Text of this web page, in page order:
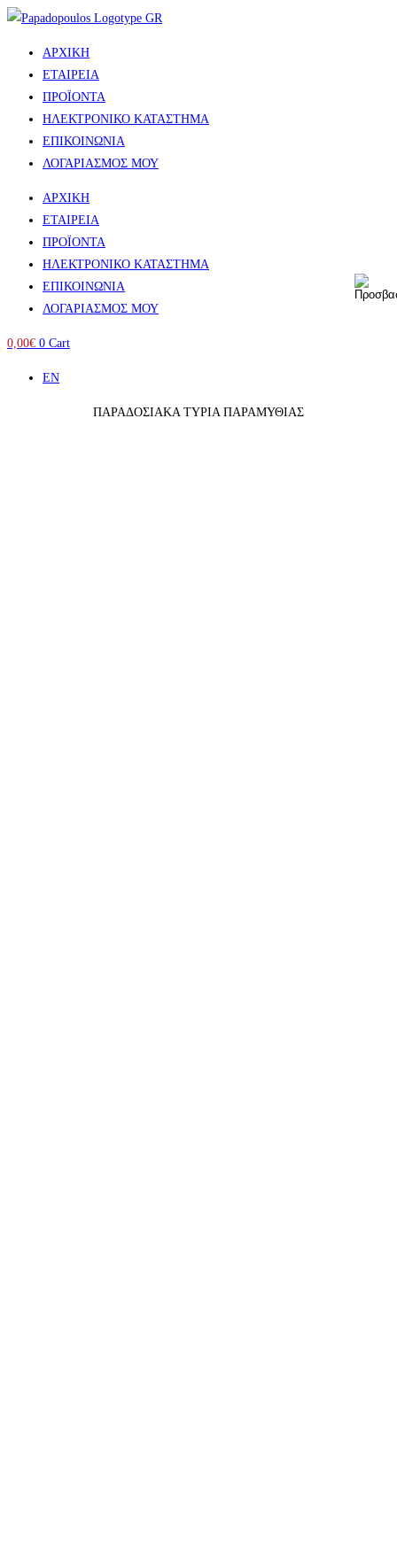
Skip
ΑΡΧΙΚΗ
ΕΤΑΙΡΕΙΑ
ΠΡΟΪΟΝΤΑ
ΗΛΕΚΤΡΟΝΙΚΟ ΚΑΤΑΣΤΗΜΑ
ΕΠΙΚΟΙΝΩΝΙΑ
ΛΟΓΑΡΙΑΣΜΟΣ ΜΟΥ
ΑΡΧΙΚΗ
ΕΤΑΙΡΕΙΑ
ΠΡΟΪΟΝΤΑ
ΗΛΕΚΤΡΟΝΙΚΟ ΚΑΤΑΣΤΗΜΑ
ΕΠΙΚΟΙΝΩΝΙΑ
ΛΟΓΑΡΙΑΣΜΟΣ ΜΟΥ
0,00€ 0 Cart
EN
ΠΑΡΑΔΟΣΙΑΚΑ ΤΥΡΙΑ ΠΑΡΑΜΥΘΙΑΣ